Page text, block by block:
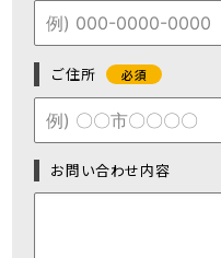
ご住所 必須
お問い合わせ内容